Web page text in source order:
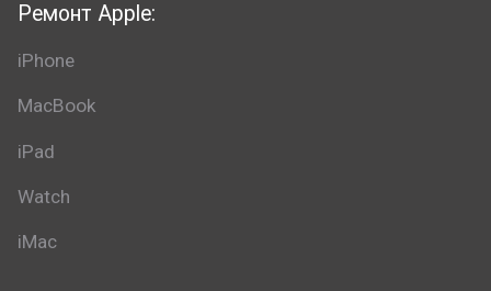
Ремонт Apple:
iPhone
MacBook
iPad
Watch
iMac